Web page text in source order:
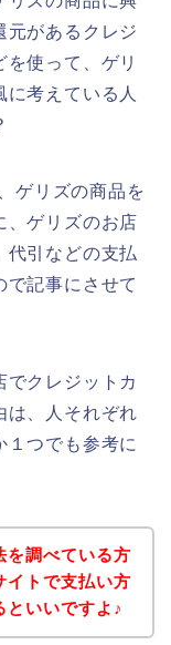
元があるクレジ
使って、ゲリ
考えている人
ゲリズの商品を
、ゲリズのお店
代引などの支払
で記事にさせて
でクレジットカ
は、人それぞれ
１つでも参考に
を調べている方
イトで支払い方
といいですよ♪